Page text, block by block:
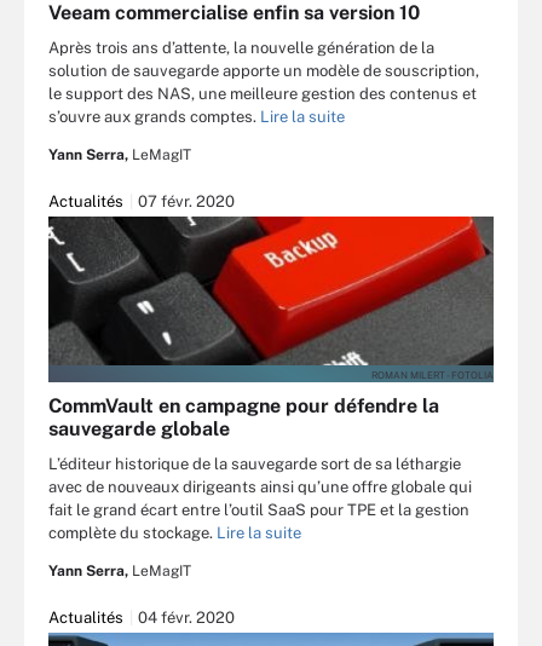
Veeam commercialise enfin sa version 10
Après trois ans d’attente, la nouvelle génération de la
solution de sauvegarde apporte un modèle de souscription,
le support des NAS, une meilleure gestion des contenus et
s’ouvre aux grands comptes. Lire la suite
Yann Serra, LeMagIT
Actualités 07 févr. 2020
ROMAN MILERT - FOTOLIA
CommVault en campagne pour défendre la
sauvegarde globale
L’éditeur historique de la sauvegarde sort de sa léthargie
avec de nouveaux dirigeants ainsi qu’une offre globale qui
fait le grand écart entre l’outil SaaS pour TPE et la gestion
complète du stockage. Lire la suite
Yann Serra, LeMagIT
Actualités 04 févr. 2020